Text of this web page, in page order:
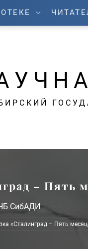
– Пять
СибАДИ
«Сталинград – Пять